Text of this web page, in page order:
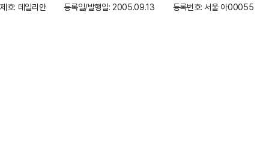
제호: 데일리안 등록일/발행일: 2005.09.13 등록번호: 서울 아00055